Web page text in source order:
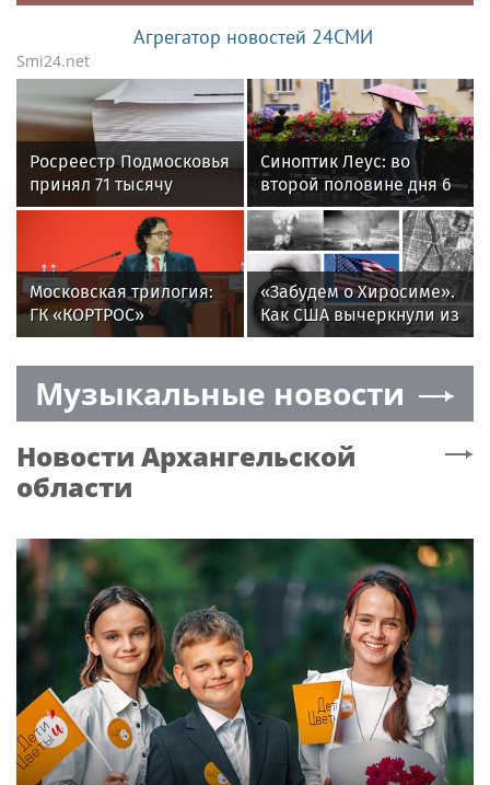
Агрегатор новостей 24СМИ
Smi24.net
Росреестр Подмосковья
принял 71 тысячу
заявок на регистрацию
ипотеки за полгода
Синоптик Леус: во
второй половине дня 6
августа в Москве
прогремят грозы
Московская трилогия:
ГК «КОРТРОС»
рассказала о диалоге с
искусство, природу и
технологии
«Забудем о Хиросиме».
Как США вычеркнули из
памяти японцев
Музыкальные новости
Новости Архангельской
области